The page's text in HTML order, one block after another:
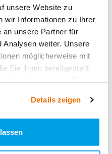
unsere Website zu
wir Informationen zu Ihrer
an unsere Partner für
Analysen weiter. Unsere
möglicherweise mit
Sie ihnen bereitgestellt
Details zeigen